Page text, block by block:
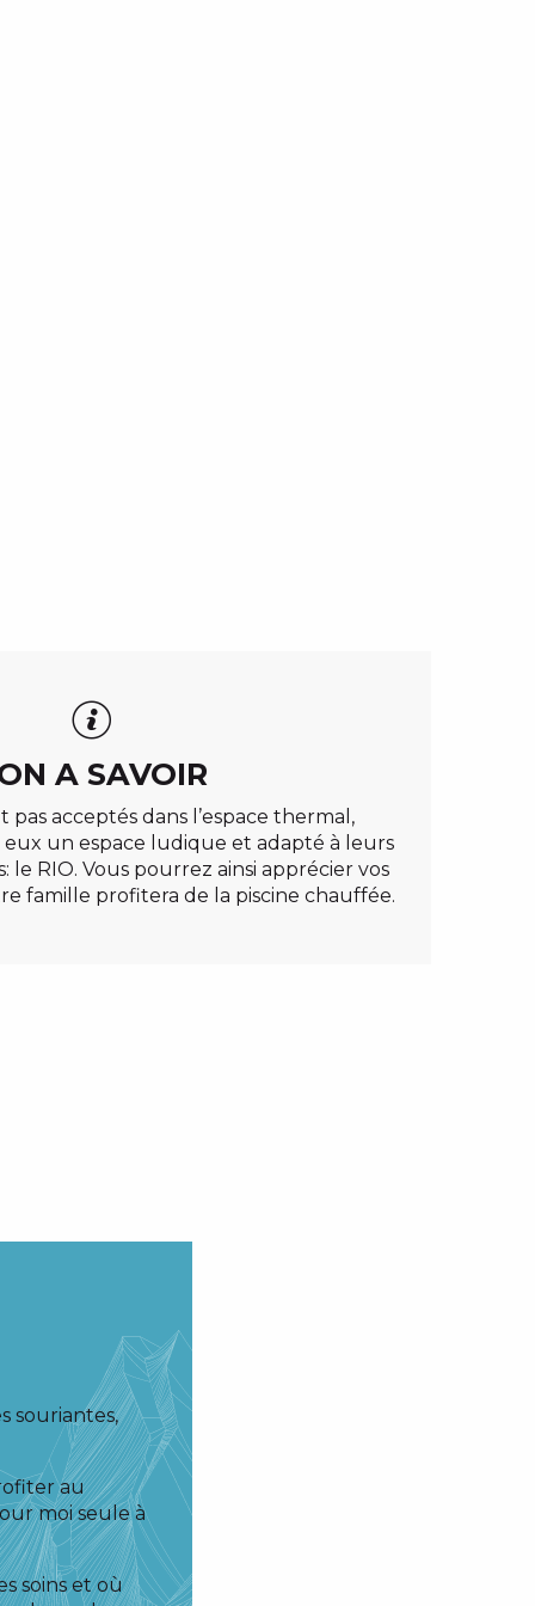
A SAVOIR
pas acceptés dans l’espace thermal,
un espace ludique et adapté à leurs
le RIO. Vous pourrez ainsi apprécier vos
famille profitera de la piscine chauffée.
souriantes,
au
moi seule à
soins et où